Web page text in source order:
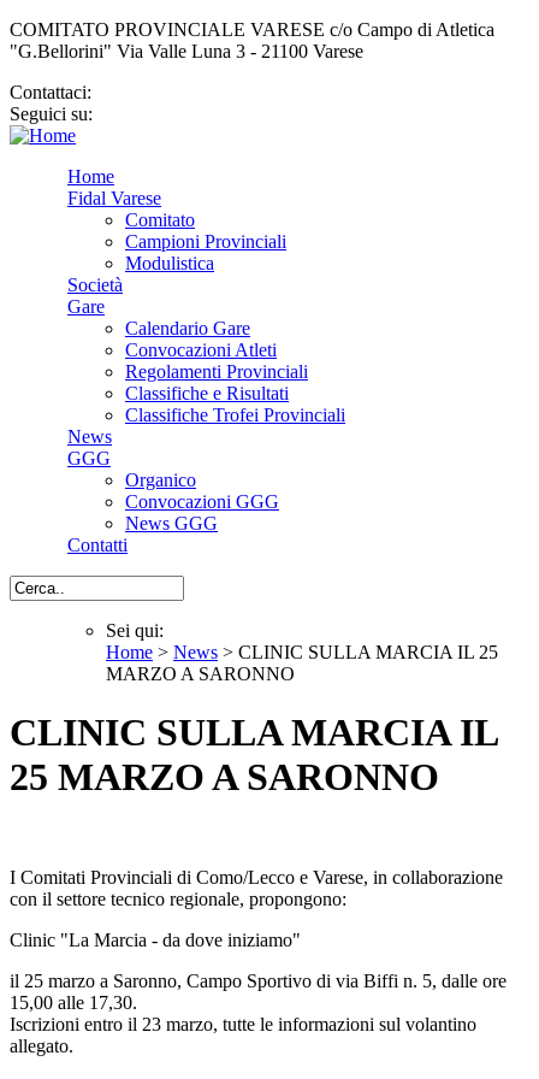
COMITATO PROVINCIALE VARESE c/o Campo di Atletica
"G.Bellorini" Via Valle Luna 3 - 21100 Varese
Contattaci:
Seguici su:
Home
Fidal Varese
Comitato
Campioni Provinciali
Modulistica
Società
Gare
Calendario Gare
Convocazioni Atleti
Regolamenti Provinciali
Classifiche e Risultati
Classifiche Trofei Provinciali
News
GGG
Organico
Convocazioni GGG
News GGG
Contatti
Cerca
Sei qui
Sei qui:
Home > News > CLINIC SULLA MARCIA IL 25
MARZO A SARONNO
CLINIC SULLA MARCIA IL
25 MARZO A SARONNO
I Comitati Provinciali di Como/Lecco e Varese, in collaborazione
con il settore tecnico regionale, propongono:
Clinic "La Marcia - da dove iniziamo"
il 25 marzo a Saronno, Campo Sportivo di via Biffi n. 5, dalle ore
15,00 alle 17,30.
Iscrizioni entro il 23 marzo, tutte le informazioni sul volantino
allegato.